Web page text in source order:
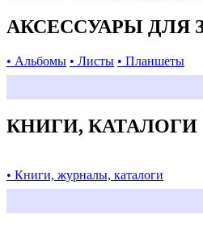
АКСЕССУАРЫ ДЛЯ
• Альбомы • Листы • Планшеты
КНИГИ, КАТАЛОГИ
• Книги, журналы, каталоги